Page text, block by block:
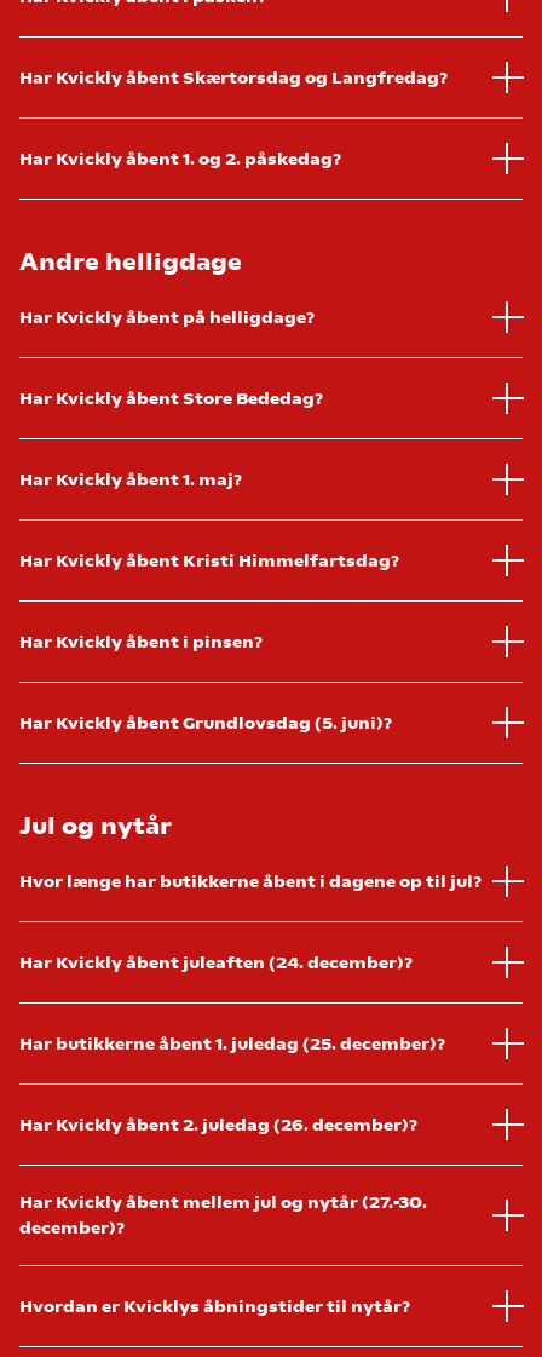
Har Kvickly åbent Skærtorsdag og Langfredag?
Har Kvickly åbent 1. og 2. påskedag?
Andre helligdage
Har Kvickly åbent på helligdage?
Har Kvickly åbent Store Bededag?
Har Kvickly åbent 1. maj?
Har Kvickly åbent Kristi Himmelfartsdag?
Har Kvickly åbent i pinsen?
Har Kvickly åbent Grundlovsdag (5. juni)?
Jul og nytår
Hvor længe har butikkerne åbent i dagene op til jul?
Har Kvickly åbent juleaften (24. december)?
Har butikkerne åbent 1. juledag (25. december)?
Har Kvickly åbent 2. juledag (26. december)?
Har Kvickly åbent mellem jul og nytår (27.-30.
december)?
Hvordan er Kvicklys åbningstider til nytår?